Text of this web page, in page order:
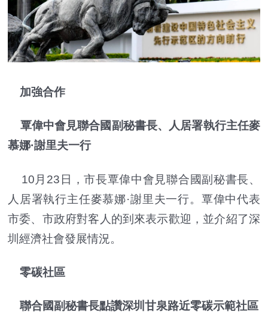
加強合作
覃偉中會見聯合國副秘書長、人居署執行主任麥
慕娜·謝里夫一行
10月23日，市長覃偉中會見聯合國副秘書長、
人居署執行主任麥慕娜·謝里夫一行。覃偉中代表
市委、市政府對客人的到來表示歡迎，並介紹了深
圳經濟社會發展情況。
零碳社區
聯合國副秘書長點讚深圳甘泉路近零碳示範社區